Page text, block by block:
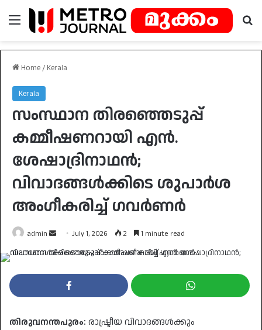
Menu
Home / Kerala
Kerala
സംസ്ഥാന തിരഞ്ഞെടുപ്പ്
കമ്മീഷണറായി എൻ.
ശേഷാദ്രിനാഥൻ;
വിവാദങ്ങൾക്കിടെ ശുപാർശ
അംഗീകരിച്ച് ഗവർണർ
admin
Send
an
July 1, 2026 2 1 minute read
തിരുവനന്തപുരം: രാഷ്ട്രീയ വിവാദങ്ങൾക്കും